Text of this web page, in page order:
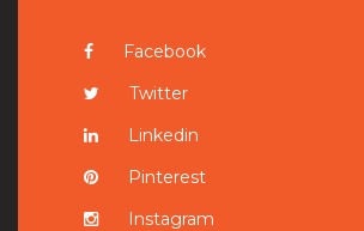
Facebook
Twitter
Linkedin
Pinterest
Instagram